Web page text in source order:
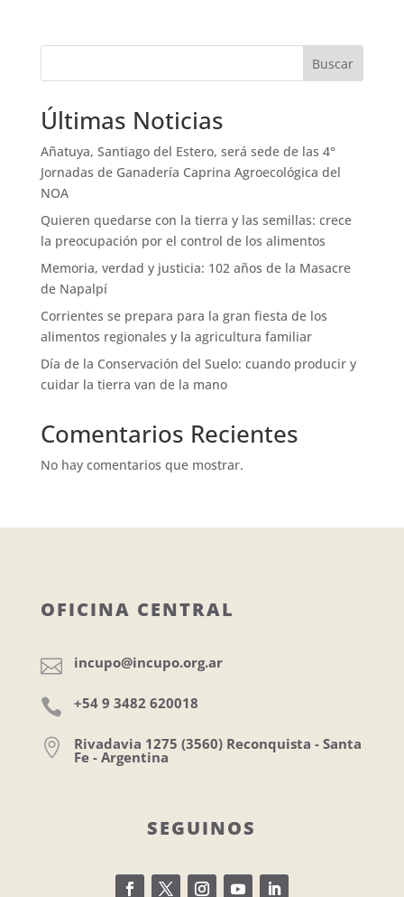
Buscar
Últimas Noticias
Añatuya, Santiago del Estero, será sede de las 4°
Jornadas de Ganadería Caprina Agroecológica del
NOA
Quieren quedarse con la tierra y las semillas: crece
la preocupación por el control de los alimentos
Memoria, verdad y justicia: 102 años de la Masacre
de Napalpí
Corrientes se prepara para la gran fiesta de los
alimentos regionales y la agricultura familiar
Día de la Conservación del Suelo: cuando producir y
cuidar la tierra van de la mano
Comentarios Recientes
No hay comentarios que mostrar.
OFICINA CENTRAL
 incupo@incupo.org.ar
 +54 9 3482 620018
 Rivadavia 1275 (3560) Reconquista - Santa
Fe - Argentina
SEGUINOS